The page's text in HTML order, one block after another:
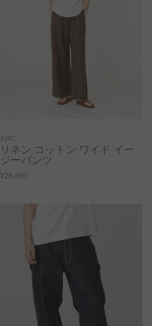
RHC
リネン コットン ワイド イー
ジーパンツ
¥28,600